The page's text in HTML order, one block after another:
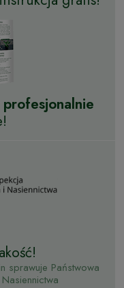
profesjonalnie
sprawuje Państwowa